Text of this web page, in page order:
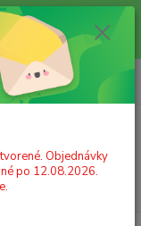
máme zatvorené.
po 12.08.2026.
za0,00 EUR
Objednávky
po 12.08.2026.